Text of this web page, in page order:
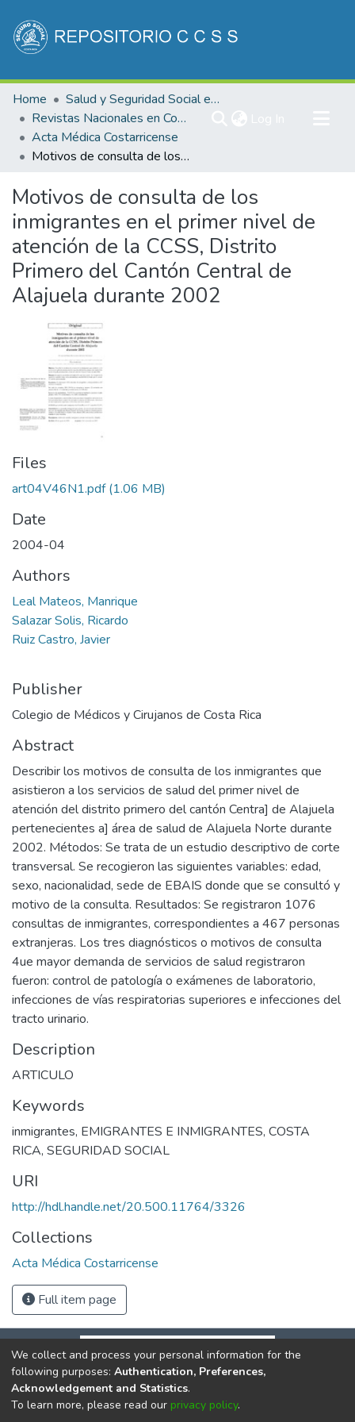
Communities & Collections
All of DSpace
Statistics
Home
Salud y Seguridad Social en Costa Rica
Revistas Nacionales en Costa Rica
Acta Médica Costarricense
Motivos de consulta de los inmigrantes en el primer nivel de atención de la CCSS, Distrito Primero del Cantón Central de Alajuela durante 2002
Motivos de consulta de los
inmigrantes en el primer nivel de
atención de la CCSS, Distrito
Primero del Cantón Central de
Alajuela durante 2002
Files
art04V46N1.pdf(1.06 MB)
Date
2004-04
Authors
Leal Mateos, Manrique
Salazar Solis, Ricardo
Ruiz Castro, Javier
Publisher
Colegio de Médicos y Cirujanos de Costa Rica
Abstract
Describir los motivos de consulta de los inmigrantes que
asistieron a los servicios de salud del primer nivel de
atención del distrito primero del cantón Centra] de Alajuela
pertenecientes a] área de salud de Alajuela Norte durante
2002. Métodos: Se trata de un estudio descriptivo de corte
transversal. Se recogieron las siguientes variables: edad,
sexo, nacionalidad, sede de EBAIS donde que se consultó y
motivo de la consulta. Resultados: Se registraron 1076
consultas de inmigrantes, correspondientes a 467 personas
extranjeras. Los tres diagnósticos o motivos de consulta
4ue mayor demanda de servicios de salud registraron
fueron: control de patología o exámenes de laboratorio,
infecciones de vías respiratorias superiores e infecciones del
tracto urinario.
Description
ARTICULO
Keywords
inmigrantes, EMIGRANTES E INMIGRANTES, COSTA
RICA, SEGURIDAD SOCIAL
URI
http://hdl.handle.net/20.500.11764/3326
Collections
Acta Médica Costarricense
Full item page
DSpace softwarecopyright © 2002-2026
We collect and process your personal information for the
following purposes: Authentication, Preferences,
Acknowledgement and Statistics.
To learn more, please read our privacy policy.